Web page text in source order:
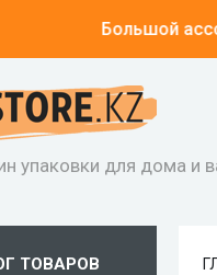
Большой
упаковки для дома и
ТОВАРОВ